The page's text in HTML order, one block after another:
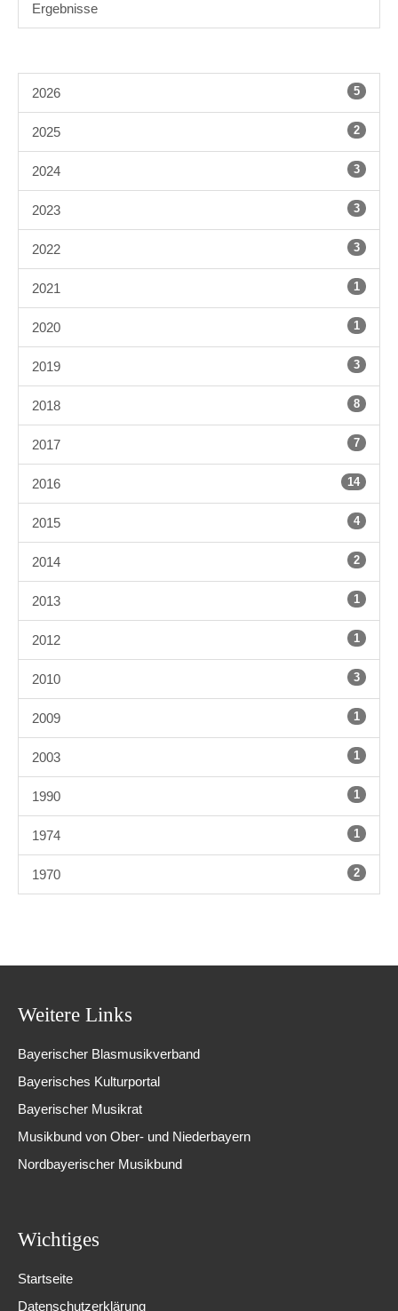
Ergebnisse
2026 5
2025 2
2024 3
2023 3
2022 3
2021 1
2020 1
2019 3
2018 8
2017 7
2016 14
2015 4
2014 2
2013 1
2012 1
2010 3
2009 1
2003 1
1990 1
1974 1
1970 2
Weitere Links
Bayerischer Blasmusikverband
Bayerisches Kulturportal
Bayerischer Musikrat
Musikbund von Ober- und Niederbayern
Nordbayerischer Musikbund
Wichtiges
Startseite
Datenschutzerklärung